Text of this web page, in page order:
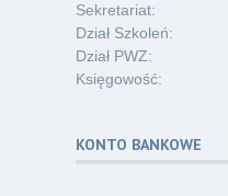
Sekretariat:
Dział Szkoleń:
Dział PWZ:
Księgowość:
KONTO BANKOWE